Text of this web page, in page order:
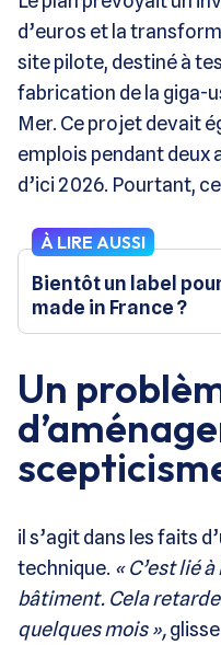
d’euros et la
site pilote, destiné à
fabrication de la giga-
Mer. Ce projet devait
emplois pendant deux
d’ici 2026. Pourtant,
À LIRE AUSSI
Bientôt un label
made in France ?
Un
il s’agit dans les faits
technique. « C’est lié
bâtiment. Cela
quelques mois »,